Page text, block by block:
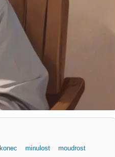
konec minulost
moudrost